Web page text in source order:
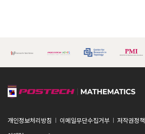
개인정보처리방침 이메일무단수집거부
저작권정책